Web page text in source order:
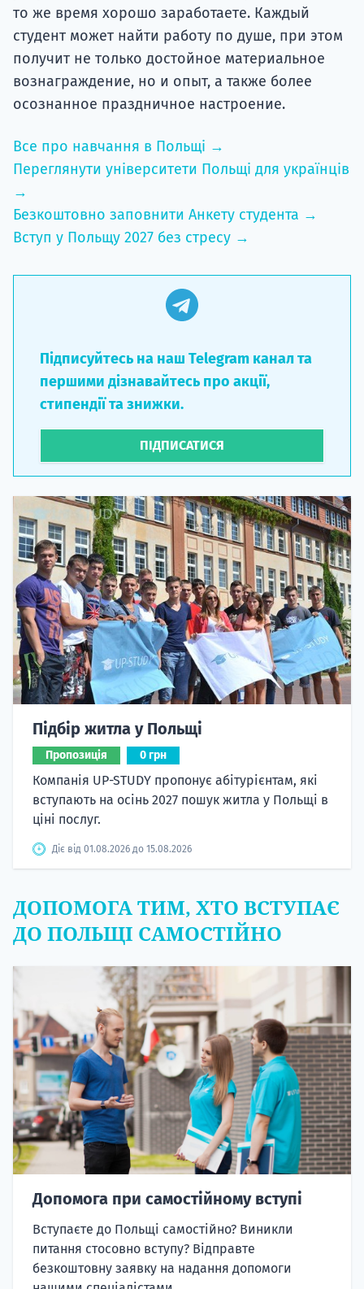
то же время хорошо заработаете. Каждый
студент может найти работу по душе, при этом
получит не только достойное материальное
вознаграждение, но и опыт, а также более
осознанное праздничное настроение.
Все про навчання в Польщі →
Переглянути університети Польщі для українців
→
Безкоштовно заповнити Анкету студента →
Вступ у Польщу 2027 без стресу →
Підписуйтесь на наш Telegram канал та
першими дізнавайтесь про акції,
стипендії та знижки.
ПІДПИСАТИСЯ
Підбір житла у Польщі
Пропозиція 0 грн
Компанія UP-STUDY пропонує абітурієнтам, які
вступають на осінь 2027 пошук житла у Польщі в
ціні послуг.
Діє від 01.08.2026 до 15.08.2026
ДОПОМОГА ТИМ, ХТО ВСТУПАЄ
ДО ПОЛЬЩІ САМОСТІЙНО
Допомога при самостійному вступі
Вступаєте до Польщі самостійно? Виникли
питання стосовно вступу? Відправте
безкоштовну заявку на надання допомоги